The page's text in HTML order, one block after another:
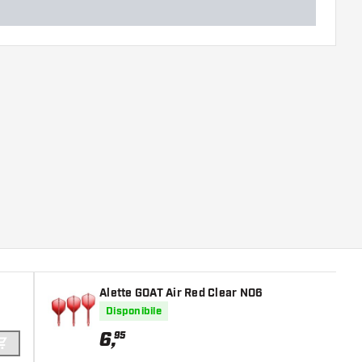
AGGIUNGI AL CARRELLO
Alette GOAT Air Red Clear NO6
Disponibile
6,95